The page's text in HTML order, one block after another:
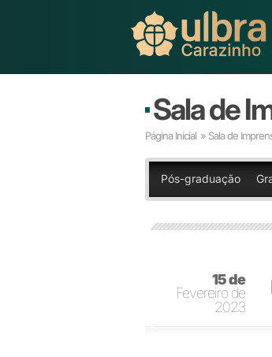
Sala de
Página Inicial » Sala de
Pós-graduação
15 de
Fevereiro de
2023